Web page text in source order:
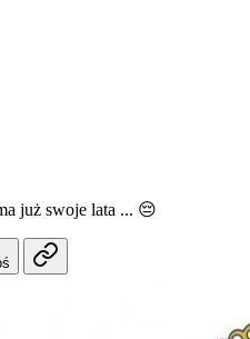
już swoje lata ... 😔